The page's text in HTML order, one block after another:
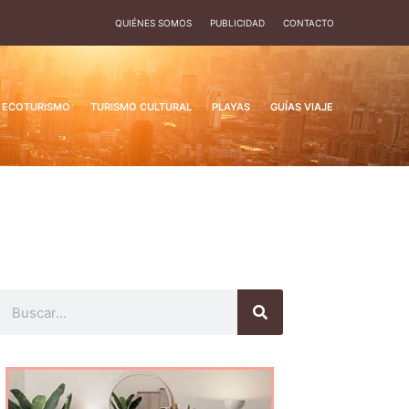
QUIÉNES SOMOS PUBLICIDAD CONTACTO
ECOTURISMO TURISMO CULTURAL PLAYAS GUÍAS VIAJE